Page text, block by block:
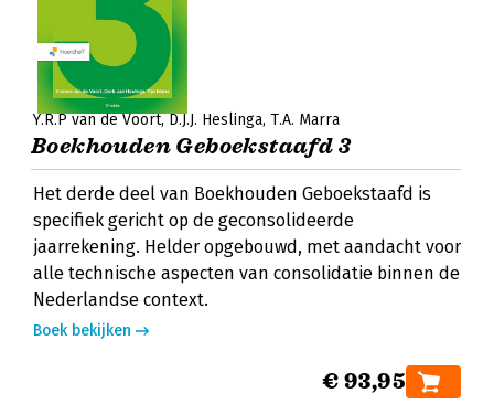
Y.R.P van de Voort D.J.J. Heslinga T.A. Marra
Boekhouden Geboekstaafd 3
Het derde deel van Boekhouden Geboekstaafd is
specifiek gericht op de geconsolideerde
jaarrekening. Helder opgebouwd, met aandacht voor
alle technische aspecten van consolidatie binnen de
Nederlandse context.
Boek bekijken
€ 93,95